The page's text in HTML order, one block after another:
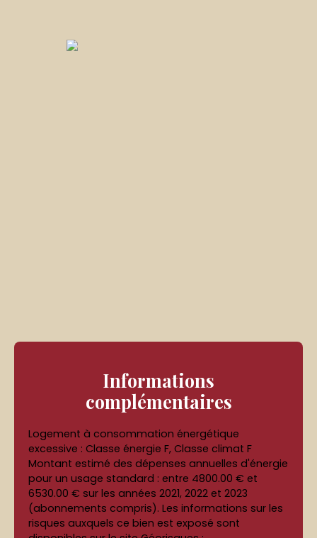
Informations
complémentaires
Logement à consommation énergétique
excessive : Classe énergie F, Classe climat F
Montant estimé des dépenses annuelles d'énergie
pour un usage standard : entre 4800.00 € et
6530.00 € sur les années 2021, 2022 et 2023
(abonnements compris). Les informations sur les
risques auxquels ce bien est exposé sont